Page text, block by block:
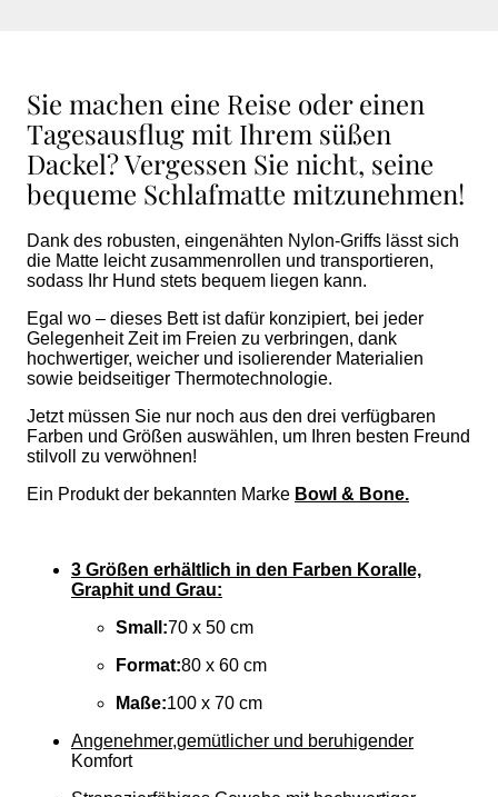
Sie machen eine Reise oder einen
Tagesausflug mit Ihrem süßen
Dackel? Vergessen Sie nicht, seine
bequeme Schlafmatte mitzunehmen!
Dank des robusten, eingenähten Nylon-Griffs lässt sich
die Matte leicht zusammenrollen und transportieren,
sodass Ihr Hund stets bequem liegen kann.
Egal wo – dieses Bett ist dafür konzipiert, bei jeder
Gelegenheit Zeit im Freien zu verbringen, dank
hochwertiger, weicher und isolierender Materialien
sowie beidseitiger Thermotechnologie.
Jetzt müssen Sie nur noch aus den drei verfügbaren
Farben und Größen auswählen, um Ihren besten Freund
stilvoll zu verwöhnen!
Ein Produkt der bekannten Marke Bowl & Bone.
3 Größen erhältlich in den Farben Koralle,
Graphit und Grau:
Small:70 x 50 cm
Format:80 x 60 cm
Maße:100 x 70 cm
Angenehmer,gemütlicher und beruhigender
Komfort